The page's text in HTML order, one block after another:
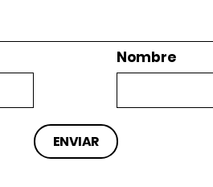
Nombre